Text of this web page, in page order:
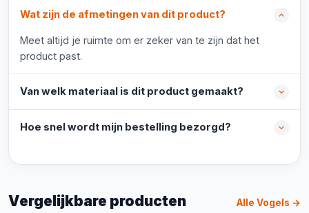
Wat zijn de afmetingen van dit product?
Meet altijd je ruimte om er zeker van te zijn dat het
product past.
Van welk materiaal is dit product gemaakt?
Hoe snel wordt mijn bestelling bezorgd?
Vergelijkbare producten Alle Vogels →